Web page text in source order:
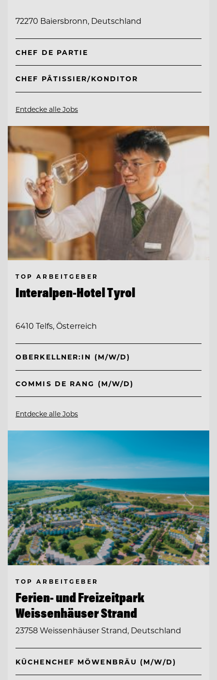
72270 Baiersbronn, Deutschland
CHEF DE PARTIE
CHEF PÂTISSIER/KONDITOR
Entdecke alle Jobs
TOP ARBEITGEBER
Interalpen-Hotel Tyrol
6410 Telfs, Österreich
OBERKELLNER:IN (M/W/D)
COMMIS DE RANG (M/W/D)
Entdecke alle Jobs
TOP ARBEITGEBER
Ferien- und Freizeitpark
Weissenhäuser Strand
23758 Weissenhäuser Strand, Deutschland
KÜCHENCHEF MÖWENBRÄU (M/W/D)